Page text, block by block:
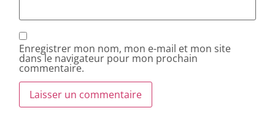
Enregistrer mon nom, mon e-mail et mon site
dans le navigateur pour mon prochain
commentaire.